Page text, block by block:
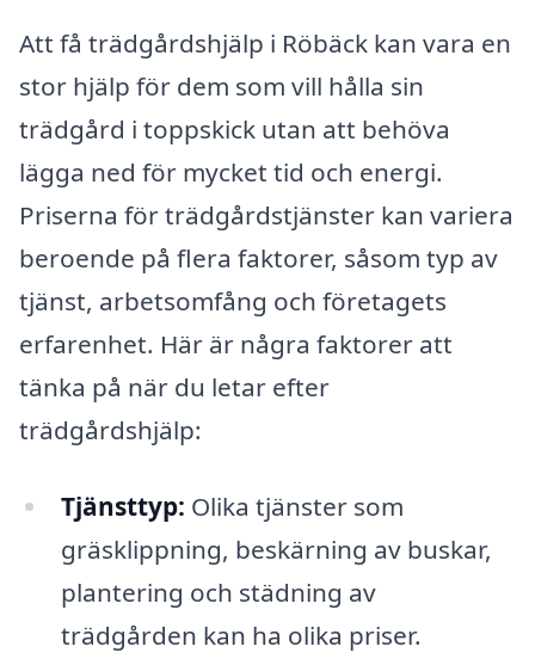
Att få trädgårdshjälp i Röbäck kan vara en
stor hjälp för dem som vill hålla sin
trädgård i toppskick utan att behöva
lägga ned för mycket tid och energi.
Priserna för trädgårdstjänster kan variera
beroende på flera faktorer, såsom typ av
tjänst, arbetsomfång och företagets
erfarenhet. Här är några faktorer att
tänka på när du letar efter
trädgårdshjälp:
Tjänsttyp: Olika tjänster som
gräsklippning, beskärning av buskar,
plantering och städning av
trädgården kan ha olika priser.